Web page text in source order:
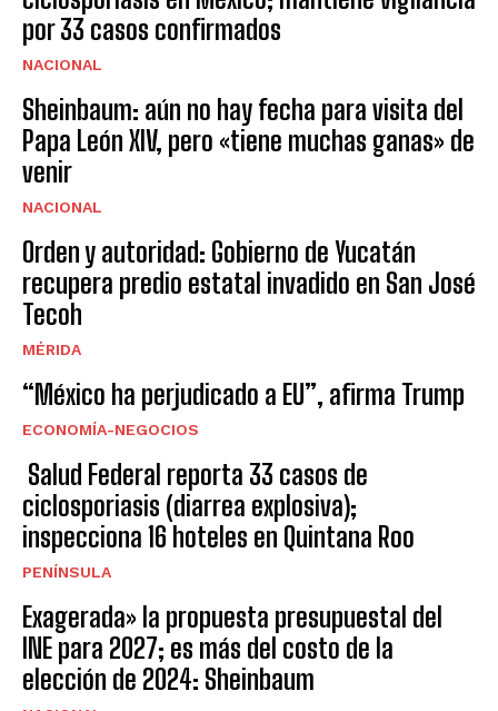
por 33 casos confirmados
NACIONAL
Sheinbaum: aún no hay fecha para visita del
Papa León XIV, pero «tiene muchas ganas» de
venir
NACIONAL
Orden y autoridad: Gobierno de Yucatán
recupera predio estatal invadido en San José
Tecoh
MÉRIDA
“México ha perjudicado a EU”, afirma Trump
ECONOMÍA-NEGOCIOS
Salud Federal reporta 33 casos de
ciclosporiasis (diarrea explosiva);
inspecciona 16 hoteles en Quintana Roo
PENÍNSULA
Exagerada» la propuesta presupuestal del
INE para 2027; es más del costo de la
elección de 2024: Sheinbaum